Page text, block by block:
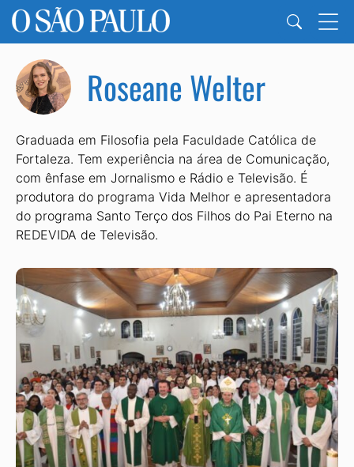
Roseane Welter
Graduada em Filosofia pela Faculdade Católica de
Fortaleza. Tem experiência na área de Comunicação,
com ênfase em Jornalismo e Rádio e Televisão. É
produtora do programa Vida Melhor e apresentadora
do programa Santo Terço dos Filhos do Pai Eterno na
REDEVIDA de Televisão.